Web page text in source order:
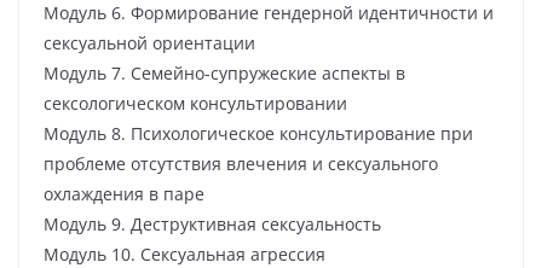
Модуль 6. Формирование гендерной идентичности и
сексуальной ориентации
Модуль 7. Семейно-супружеские аспекты в
сексологическом консультировании
Модуль 8. Психологическое консультирование при
проблеме отсутствия влечения и сексуального
охлаждения в паре
Модуль 9. Деструктивная сексуальность
Модуль 10. Сексуальная агрессия